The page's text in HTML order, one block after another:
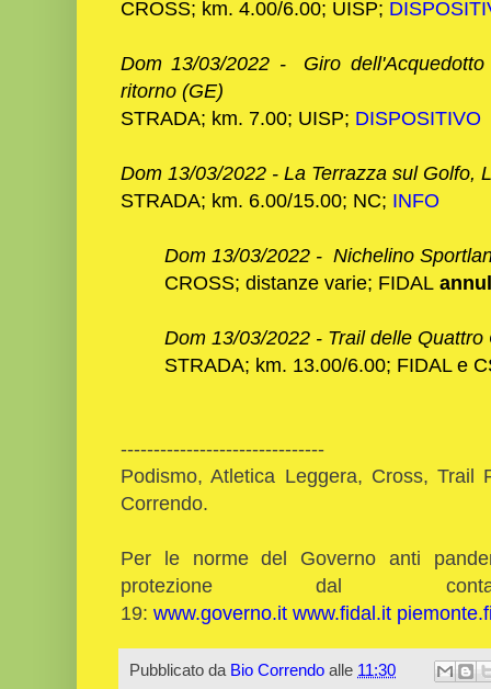
CROSS; km. 4.00/6.00; UISP;
Dom 13/03/2022 - Giro
ritorno (GE)
STRADA; km. 7.00; UISP; DISPOSITIVO
Dom 13/03/2022 - La Terrazza sul Golfo,
STRADA; km. 6.00/15.00; NC; INFO
Dom 13/03/2022 - Nichelino
CROSS; distanze varie; FIDAL
Dom 13/03/2022 - Trail delle
STRADA; km. 13.00/6.00; FIDAL e
-------------------------------
Podismo, Atletica Leggera, Cross,
Correndo.
Per le norme del Governo anti
protezione dal
19: www.governo.it www.fidal.it
Pubblicato da Bio Correndo alle 11:30